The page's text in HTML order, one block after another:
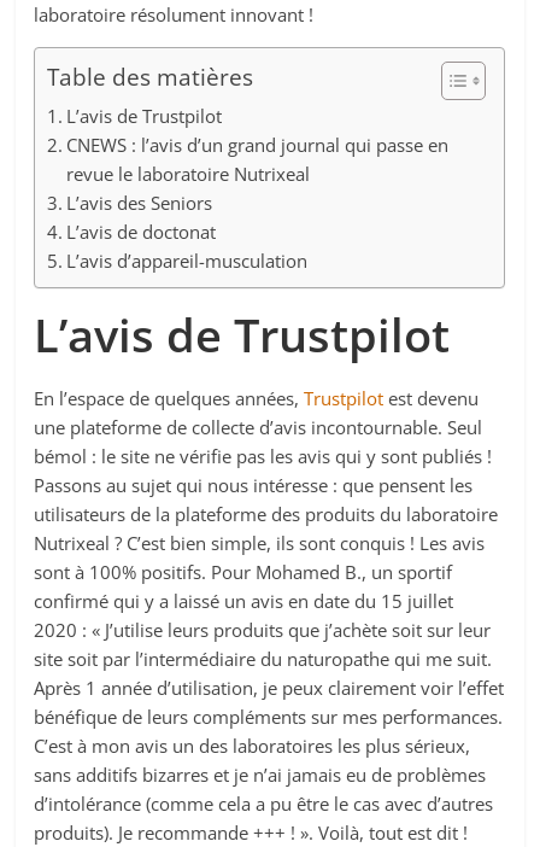
laboratoire résolument innovant !
Table des matières
L’avis de Trustpilot
CNEWS : l’avis d’un grand journal qui passe en
revue le laboratoire Nutrixeal
L’avis des Seniors
L’avis de doctonat
L’avis d’appareil-musculation
L’avis de Trustpilot
En l’espace de quelques années,Trustpilot est devenu
une plateforme de collecte d’avis incontournable. Seul
bémol : le site ne vérifie pas les avis qui y sont publiés !
Passons au sujet qui nous intéresse : que pensent les
utilisateurs de la plateforme des produits du laboratoire
Nutrixeal ? C’est bien simple, ils sont conquis ! Les avis
sont à 100% positifs. Pour Mohamed B., un sportif
confirmé qui y a laissé un avis en date du 15 juillet
2020 : « J’utilise leurs produits que j’achète soit sur leur
site soit par l’intermédiaire du naturopathe qui me suit.
Après 1 année d’utilisation, je peux clairement voir l’effet
bénéfique de leurs compléments sur mes performances.
C’est à mon avis un des laboratoires les plus sérieux,
sans additifs bizarres et je n’ai jamais eu de problèmes
d’intolérance (comme cela a pu être le cas avec d’autres
produits). Je recommande +++ ! ». Voilà, tout est dit !